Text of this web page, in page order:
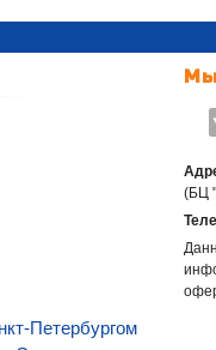
Петербургом
Мы
(БЦ